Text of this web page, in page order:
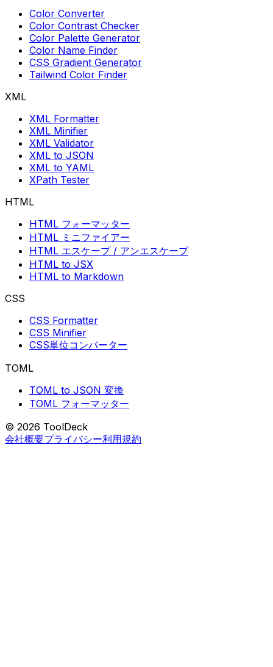
Color Converter
Color Contrast Checker
Color Palette Generator
Color Name Finder
CSS Gradient Generator
Tailwind Color Finder
XML
XML Formatter
XML Minifier
XML Validator
XML to JSON
XML to YAML
XPath Tester
HTML
HTML フォーマッター
HTML ミニファイアー
HTML エスケープ / アンエスケープ
HTML to JSX
HTML to Markdown
CSS
CSS Formatter
CSS Minifier
CSS単位コンバーター
TOML
TOML to JSON 変換
TOML フォーマッター
© 2026 ToolDeck
会社概要プライバシー利用規約